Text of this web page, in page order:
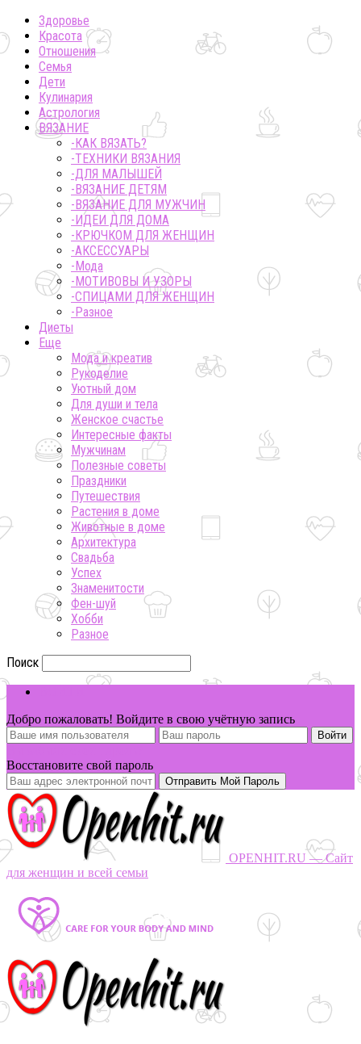
Здоровье
Красота
Отношения
Семья
Дети
Кулинария
Астрология
ВЯЗАНИЕ
-КАК ВЯЗАТЬ?
-ТЕХНИКИ ВЯЗАНИЯ
-ДЛЯ МАЛЫШЕЙ
-ВЯЗАНИЕ ДЕТЯМ
-ВЯЗАНИЕ ДЛЯ МУЖЧИН
-ИДЕИ ДЛЯ ДОМА
-КРЮЧКОМ ДЛЯ ЖЕНЩИН
-AКСЕССУАРЫ
-Мода
-МОТИВОВЫ И УЗОРЫ
-СПИЦАМИ ДЛЯ ЖЕНЩИН
-Разное
Диеты
Еще
Мода и креатив
Рукоделие
Уютный дом
Для души и тела
Женское счастье
Интересные факты
Мужчинам
Полезные советы
Праздники
Путешествия
Растения в доме
Животные в доме
Архитектура
Свадьба
Успех
Знаменитости
Фен-шуй
Хобби
Разное
Поиск
Добро пожаловать! Войдите в свою учётную запись
Восстановите свой пароль
OPENHIT.RU — Сайт
для женщин и всей семьи